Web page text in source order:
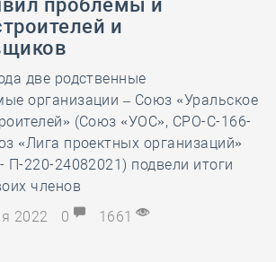
проблемы и
и
две родственные
организации – Союз «Уральское
(Союз «УОС», СРО-С-166-
«Лига проектных организаций»
220-24082021) подвели итоги
членов
2022
0 1661